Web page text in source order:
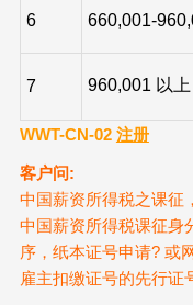
6 660,001-
7 960,001 以上
WWT-CN-02 注册
客户问:
中国薪资所得税之课征
中国薪资所得税课征身
序，纸本证号申请? 或
雇主扣缴证号的先行证